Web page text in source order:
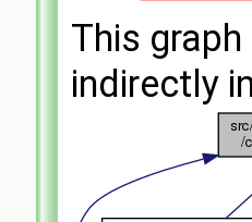
This
indirectly